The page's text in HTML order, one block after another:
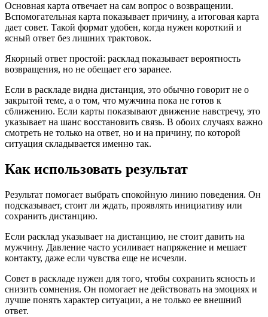
Основная карта отвечает на сам вопрос о возвращении.
Вспомогательная карта показывает причину, а итоговая карта
дает совет. Такой формат удобен, когда нужен короткий и
ясный ответ без лишних трактовок.
Якорный ответ простой: расклад показывает вероятность
возвращения, но не обещает его заранее.
Если в раскладе видна дистанция, это обычно говорит не о
закрытой теме, а о том, что мужчина пока не готов к
сближению. Если карты показывают движение навстречу, это
указывает на шанс восстановить связь. В обоих случаях важно
смотреть не только на ответ, но и на причину, по которой
ситуация складывается именно так.
Как использовать результат
Результат помогает выбрать спокойную линию поведения. Он
подсказывает, стоит ли ждать, проявлять инициативу или
сохранить дистанцию.
Если расклад указывает на дистанцию, не стоит давить на
мужчину. Давление часто усиливает напряжение и мешает
контакту, даже если чувства еще не исчезли.
Совет в раскладе нужен для того, чтобы сохранить ясность и
снизить сомнения. Он помогает не действовать на эмоциях и
лучше понять характер ситуации, а не только ее внешний
ответ.